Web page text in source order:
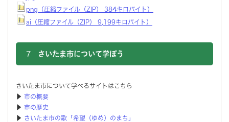
png（圧縮ファイル（ZIP） 384キロバイト）
ai（圧縮ファイル（ZIP） 9,199キロバイト）
7 さいたま市について学ぼう
さいたま市について学べるサイトはこちら
▶ 市の概要
▶ 市の歴史
▶ さいたま市の歌「希望（ゆめ）のまち」